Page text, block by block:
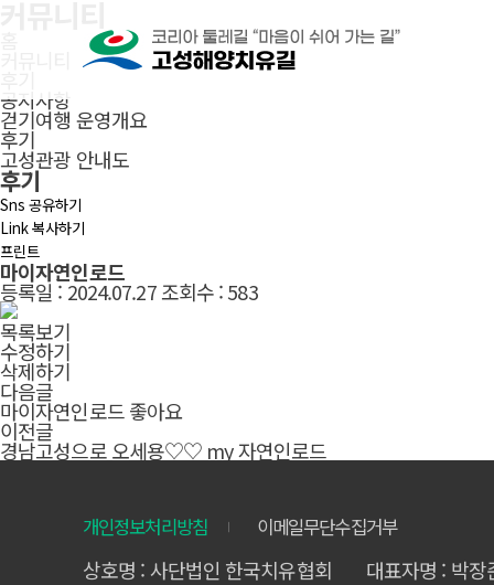
공지사항
걷기여행 운영개요
후기
고성관광 안내도
후기
Sns 공유하기
Link 복사하기
프린트
마이자연인로드
등록일 :2024.07.27 조회수 :583
목록보기
수정하기
삭제하기
다음글
마이자연인로드 좋아요
이전글
경남고성으로 오세용♡♡ my 자연인로드
개인정보처리방침 이메일무단수집거부
상호명 : 사단법인 한국치유협회 대표자명 : 박장